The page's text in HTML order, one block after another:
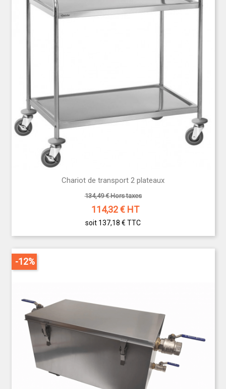
Chariot de transport 2 plateaux
134,49 € Hors taxes
114,32€ HT
soit 137,18 € TTC
-12%